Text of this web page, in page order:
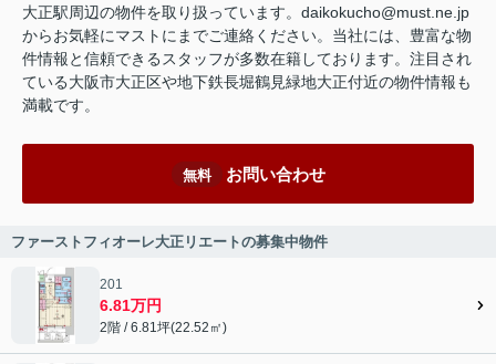
大正駅周辺の物件を取り扱っています。daikokucho@must.ne.jp
からお気軽にマストにまでご連絡ください。当社には、豊富な物
件情報と信頼できるスタッフが多数在籍しております。注目され
ている大阪市大正区や地下鉄長堀鶴見緑地大正付近の物件情報も
満載です。
無料 お問い合わせ
ファーストフィオーレ大正リエートの募集中物件
201
6.81万円
2階 / 6.81坪(22.52㎡)